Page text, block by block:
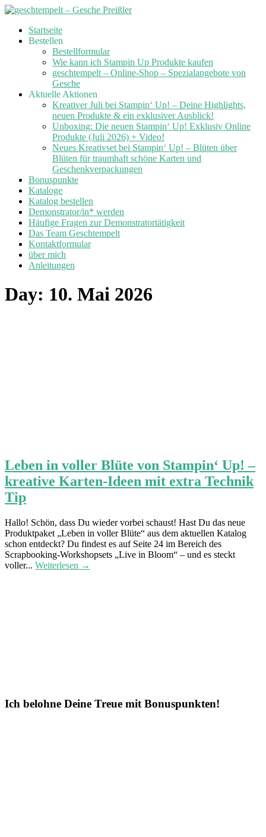
Skip
Startseite
Bestellen
Bestellformular
Wie kann ich Stampin Up Produkte kaufen
geschtempelt – Online-Shop – Spezialangebote von
Gesche
Aktuelle Aktionen
Kreativer Juli bei Stampin‘ Up! – Deine Highlights,
neuen Produkte & ein exklusiver Ausblick!
Unboxing: Die neuen Stampin‘ Up! Exklusiv Online
Produkte (Juli 2026) + Video!
Neues Kreativset bei Stampin‘ Up! – Blüten über
Blüten für traumhaft schöne Karten und
Geschenkverpackungen
Bonuspunkte
Kataloge
Katalog bestellen
Demonstrator/in* werden
Häufige Fragen zur Demonstratortätigkeit
Das Team Geschtempelt
Kontaktformular
über mich
Anleitungen
Day: 10. Mai 2026
Leben in voller Blüte von Stampin‘ Up! –
kreative Karten-Ideen mit extra Technik
Tip
Hallo! Schön, dass Du wieder vorbei schaust! Hast Du das neue
Produktpaket „Leben in voller Blüte“ aus dem aktuellen Katalog
schon entdeckt? Du findest es auf Seite 24 im Bereich des
Scrapbooking-Workshopsets „Live in Bloom“ – und es steckt
voller... Weiterlesen →
Ich belohne Deine Treue mit Bonuspunkten!